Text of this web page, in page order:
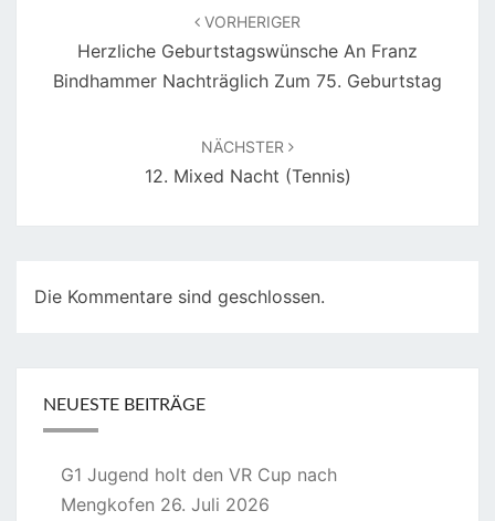
VORHERIGER
Herzliche Geburtstagswünsche An Franz
Bindhammer Nachträglich Zum 75. Geburtstag
NÄCHSTER
12. Mixed Nacht (Tennis)
Die Kommentare sind geschlossen.
NEUESTE BEITRÄGE
G1 Jugend holt den VR Cup nach
Mengkofen 26. Juli 2026